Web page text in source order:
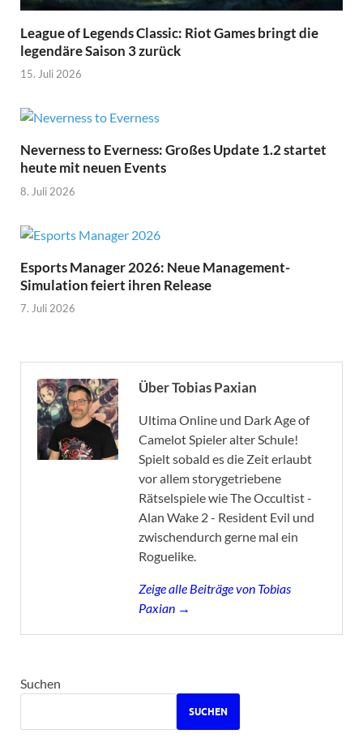
League of Legends Classic: Riot Games bringt die
legendäre Saison 3 zurück
15. Juli 2026
Neverness to Everness: Großes Update 1.2 startet
heute mit neuen Events
8. Juli 2026
Esports Manager 2026: Neue Management-
Simulation feiert ihren Release
7. Juli 2026
Über Tobias Paxian
Ultima Online und Dark Age of
Camelot Spieler alter Schule!
Spielt sobald es die Zeit erlaubt
vor allem storygetriebene
Rätselspiele wie The Occultist -
Alan Wake 2 - Resident Evil und
zwischendurch gerne mal ein
Roguelike.
Zeige alle Beiträge von Tobias
Paxian →
Suchen
SUCHEN